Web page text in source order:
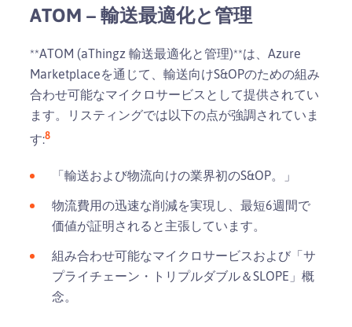
ATOM – 輸送最適化と管理
**ATOM (aThingz 輸送最適化と管理)**は、Azure
Marketplaceを通じて、輸送向けS&OPのための組み
合わせ可能なマイクロサービスとして提供されてい
ます。リスティングでは以下の点が強調されていま
す:8
「輸送および物流向けの業界初のS&OP。」
物流費用の迅速な削減を実現し、最短6週間で
価値が証明されると主張しています。
組み合わせ可能なマイクロサービスおよび「サ
プライチェーン・トリプルダブル＆SLOPE」概
念。